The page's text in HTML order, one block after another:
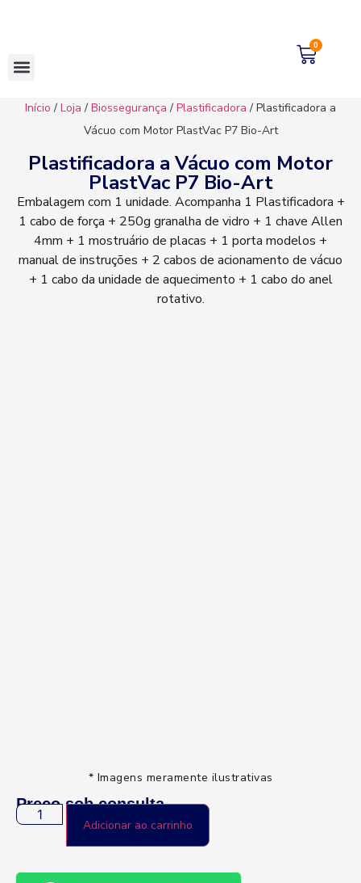
0
Início / Loja / Biossegurança / Plastificadora / Plastificadora a
Vácuo com Motor PlastVac P7 Bio-Art
Plastificadora a Vácuo com Motor
PlastVac P7 Bio-Art
Embalagem com 1 unidade. Acompanha 1 Plastificadora +
1 cabo de força + 250g granalha de vidro + 1 chave Allen
4mm + 1 mostruário de placas + 1 porta modelos +
manual de instruções + 2 cabos de acionamento de vácuo
+ 1 cabo da unidade de aquecimento + 1 cabo do anel
rotativo.
* Imagens meramente ilustrativas
Preço sob consulta
Adicionar ao carrinho